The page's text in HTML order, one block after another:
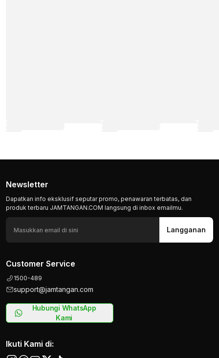
Newsletter
Dapatkan info eksklusif seputar promo, penawaran terbatas, dan
produk terbaru JAMTANGAN.COM langsung di inbox emailmu.
Langganan
Customer Service
1500-489
support@jamtangan.com
Hubungi WhatsApp
Kami
Ikuti Kami di: